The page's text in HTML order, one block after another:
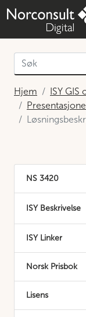
Hjem
ISY GIS
NS 3420
ISY Beskrivelse
ISY Linker
Norsk Prisbok
Lisens